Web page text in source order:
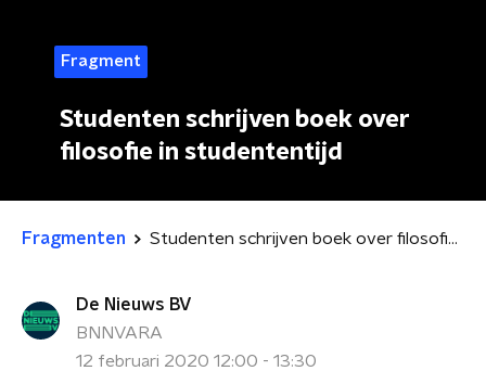
Fragment
Studenten schrijven boek over
filosofie in studententijd
Fragmenten Studenten schrijven boek over filosofie in studententijd
De Nieuws BV
BNNVARA
12 februari 2020 12:00 - 13:30